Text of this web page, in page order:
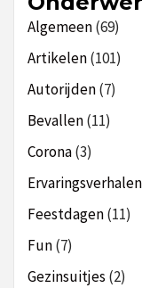
Algemeen(69)
Artikelen(101)
Autorijden(7)
Bevallen(11)
Corona(3)
Ervaringsverhalen
Feestdagen(11)
Fun(7)
Gezinsuitjes (2)